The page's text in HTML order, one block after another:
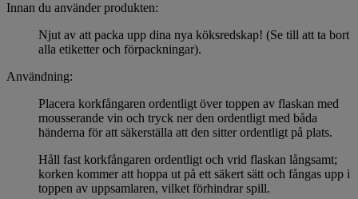
Innan du använder produkten:
Njut av att packa upp dina nya köksredskap! (Se till att ta bort
alla etiketter och förpackningar).
Användning:
Placera korkfångaren ordentligt över toppen av flaskan med
mousserande vin och tryck ner den ordentligt med båda
händerna för att säkerställa att den sitter ordentligt på plats.
Håll fast korkfångaren ordentligt och vrid flaskan långsamt;
korken kommer att hoppa ut på ett säkert sätt och fångas upp i
toppen av uppsamlaren, vilket förhindrar spill.